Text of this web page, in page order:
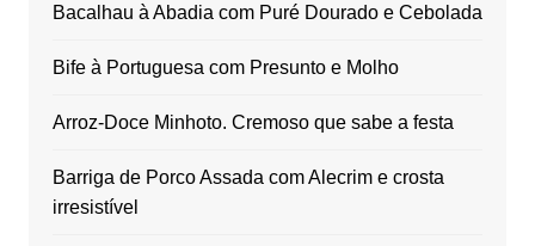
Bacalhau à Abadia com Puré Dourado e Cebolada
Bife à Portuguesa com Presunto e Molho
Arroz-Doce Minhoto. Cremoso que sabe a festa
Barriga de Porco Assada com Alecrim e crosta
irresistível